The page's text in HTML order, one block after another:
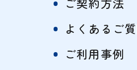
ご契約方法
よくあるご
ご利用事例
サイズ・料金表